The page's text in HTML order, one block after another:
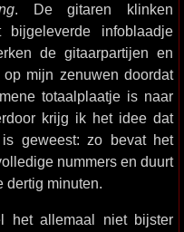
. De gitaren klinken
infoblaadje
de gitaarpartijen en
op mijn zenuwen doordat
totaalplaatje is naar
krijg ik het idee dat
geweest: zo bevat het
nummers en duurt
dertig minuten.
het allemaal niet bijster